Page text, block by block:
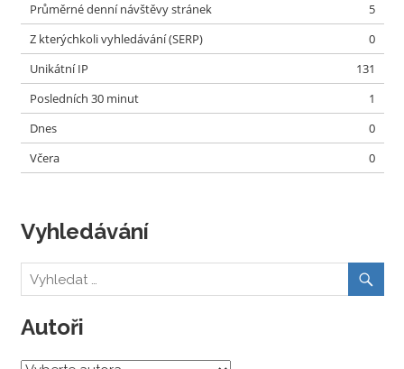
Průměrné denní návštěvy stránek
5
Z kterýchkoli vyhledávání (SERP)
0
Unikátní IP
131
Posledních 30 minut
1
Dnes
0
Včera
0
Vyhledávání
Autoři